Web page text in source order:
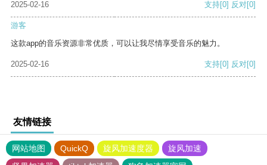
2025-02-16
支持[0] 反对[0]
游客
这款app的音乐资源非常优质，可以让我尽情享受音乐的魅力。
2025-02-16 支持[0] 反对[0]
友情链接
网站地图 QuickQ 旋风加速度器
旋风加速